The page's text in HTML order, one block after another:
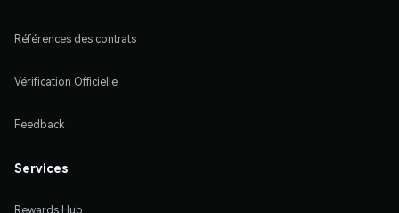
Références des contrats
Vérification Officielle
Feedback
Services
Rewards Hub